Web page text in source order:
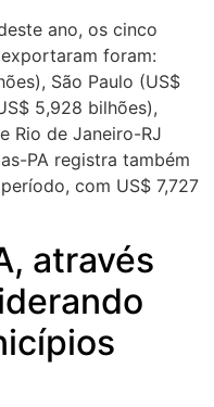
ano, os cinco
foram:
São Paulo (US$
5,928 bilhões),
Rio de Janeiro-RJ
PA registra também
com US$ 7,727
através